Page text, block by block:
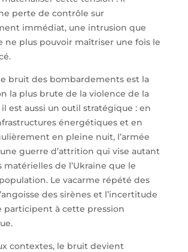
perte de contrôle sur
immédiat, une intrusion que
ne plus pouvoir maîtriser une fois le
bruit des bombardements est la
la plus brute de la violence de la
est aussi un outil stratégique : en
énergétiques et en
en pleine nuit, l’armée
guerre d’attrition qui vise autant
matérielles de l’Ukraine que le
Le vacarme répété des
des sirènes et l’incertitude
participent à cette pression
contextes, le bruit devient